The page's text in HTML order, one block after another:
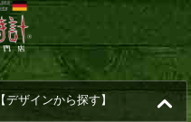
【デザインから探す】